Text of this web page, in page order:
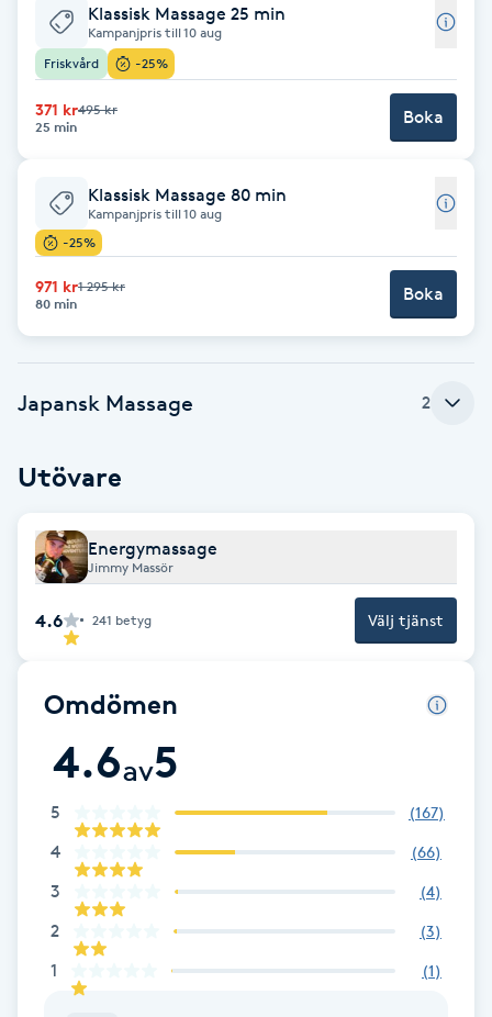
Babylights
Balayage
Bambumassage
Barnklippning
Blowout
Bottenfärg
Brynformning
Brynplockning
Bröllopsuppsättning
Celluliter
Coachning
Color correction
Cryoterapi
Klassisk Massage 25 min
Kampanjpris till 10 aug
Friskvård
-25%
371 kr495 kr
25 min
Boka
Klassisk Massage 80 min
Kampanjpris till 10 aug
-25%
971 kr1 295 kr
80 min
Boka
Japansk Massage 2
Utövare
Energymassage
Jimmy Massör
4.6 241 betyg Välj tjänst
Omdömen
4.6av5
5 (167)
4 (66)
3 (4)
2 (3)
1 (1)